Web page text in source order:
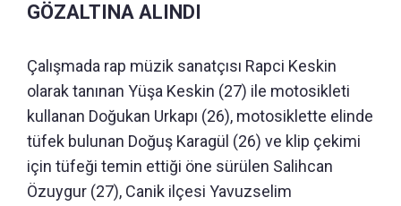
GÖZALTINA ALINDI
Çalışmada rap müzik sanatçısı Rapci Keskin
olarak tanınan Yüşa Keskin (27) ile motosikleti
kullanan Doğukan Urkapı (26), motosiklette elinde
tüfek bulunan Doğuş Karagül (26) ve klip çekimi
için tüfeği temin ettiği öne sürülen Salihcan
Özuygur (27), Canik ilçesi Yavuzselim